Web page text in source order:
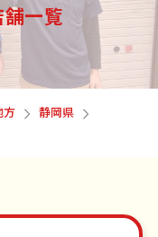
一覧
方
静岡県